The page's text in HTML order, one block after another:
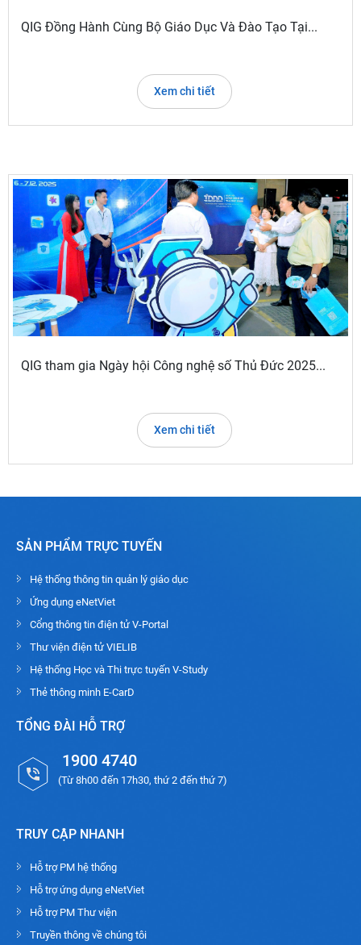
QIG Đồng Hành Cùng Bộ Giáo Dục Và Đào Tạo Tại...
Xem chi tiết
QIG tham gia Ngày hội Công nghệ số Thủ Đức 2025...
Xem chi tiết
SẢN PHẨM TRỰC TUYẾN
Hệ thống thông tin quản lý giáo dục
Ứng dụng eNetViet
Cổng thông tin điện tử V-Portal
Thư viện điện tử VIELIB
Hệ thống Học và Thi trực tuyến V-Study
Thẻ thông minh E-CarD
TỔNG ĐÀI HỖ TRỢ
1900 4740
(Từ 8h00 đến 17h30, thứ 2 đến thứ 7)
TRUY CẬP NHANH
Hỗ trợ PM hệ thống
Hỗ trợ ứng dụng eNetViet
Hỗ trợ PM Thư viện
Truyền thông về chúng tôi